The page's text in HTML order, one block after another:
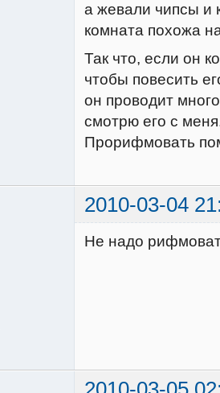
а жевали чипсы и
комната похожа
Так что, если он
чтобы повесить
он проводит
смотрю его с
Прорифмовать
2010-03-04
Не надо